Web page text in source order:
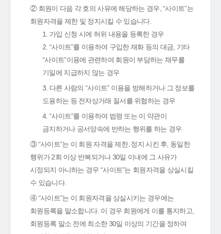
② 회원이 다음 각 호의 사유에 해당하는 경우, “사이트”는
회원자격을 제한 및 정지시킬 수 있습니다.
1. 가입 신청 시에 허위 내용을 등록한 경우
2. “사이트”를 이용하여 구입한 재화 등의 대금, 기타
“사이트”이용에 관련하여 회원이 부담하는 채무를
기일에 지급하지 않는 경우
3. 다른 사람의 “사이트” 이용을 방해하거나 그 정보를
도용하는 등 전자상거래 질서를 위협하는 경우
4. “사이트”를 이용하여 법령 또는 이 약관이
금지하거나 공서양속에 반하는 행위를 하는 경우
③ “사이트”는 이 회원 자격을 제한․정지 시킨 후, 동일한
행위가 2회 이상 반복되거나 30일 이내에 그 사유가
시정되지 아니하는 경우 “사이트”는 회원자격을 상실시킬
수 있습니다.
④ “사이트”는 이 회원자격을 상실시키는 경우에는
회원등록을 말소합니다. 이 경우 회원에게 이를 통지하고,
회원등록 말소 전에 최소한 30일 이상의 기간을 정하여